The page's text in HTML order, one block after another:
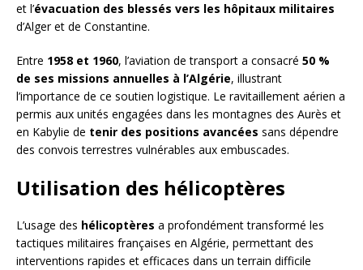
et l’évacuation des blessés vers les hôpitaux militaires
d’Alger et de Constantine.
Entre 1958 et 1960, l’aviation de transport a consacré 50 %
de ses missions annuelles à l’Algérie, illustrant
l’importance de ce soutien logistique. Le ravitaillement aérien a
permis aux unités engagées dans les montagnes des Aurès et
en Kabylie de tenir des positions avancées sans dépendre
des convois terrestres vulnérables aux embuscades.
Utilisation des hélicoptères
L’usage des hélicoptères a profondément transformé les
tactiques militaires françaises en Algérie, permettant des
interventions rapides et efficaces dans un terrain difficile